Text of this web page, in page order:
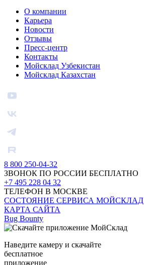
О компании
Карьера
Новости
Отзывы
Пресс-центр
Контакты
Мойсклад Узбекистан
Мойсклад Казахстан
8 800 250-04-32
ЗВОНОК ПО РОССИИ БЕСПЛАТНО
+7 495 228 04 32
ТЕЛЕФОН В МОСКВЕ
СОСТОЯНИЕ СЕРВИСА МОЙСКЛАД
КАРТА САЙТА
Bug Bounty
Наведите камеру и скачайте
бесплатное
приложение